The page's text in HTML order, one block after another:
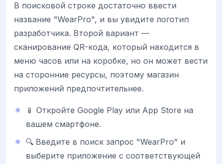
В поисковой строке достаточно ввести
название "WearPro", и вы увидите логотип
разработчика. Второй вариант —
сканирование QR-кода, который находится в
меню часов или на коробке, но он может вести
на сторонние ресурсы, поэтому магазин
приложений предпочтительнее.
📱 Откройте Google Play или App Store на
вашем смартфоне.
🔍 Введите в поиск запрос "WearPro" и
выберите приложение с соответствующей